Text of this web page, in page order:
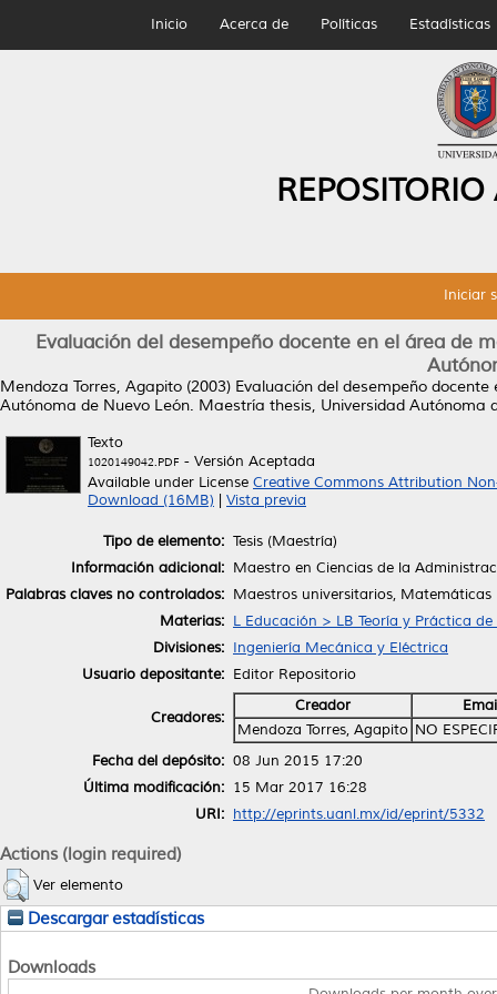
Inicio Acerca de Políticas Estadísticas
Iniciar
Evaluación del desempeño docente en el área de
Mendoza Torres, Agapito (2003) Evaluación del desempeño
Autónoma de Nuevo León. Maestría thesis, Universidad Autónoma
Texto
1020149042.PDF - Versión Aceptada
Available under License Creative Commons Attribution
Download (16MB)
Vista previa
Tipo de elemento: Tesis (Maestría)
Información adicional: Maestro en Ciencias de la
Palabras claves no controlados: Maestros universitarios, Matemáticas
Materias: L Educación > LB Teoría y Práctica
Divisiones: Ingeniería Mecánica y Eléctrica
Usuario depositante: Editor Repositorio
Creadores:
Creador
Mendoza Torres, Agapito NO
Fecha del depósito: 08 Jun 2015 17:20
Última modificación: 15 Mar 2017 16:28
URI: http://eprints.uanl.mx/id/eprint/5332
Actions (login required)
Ver elemento
Descargar estadísticas
Downloads